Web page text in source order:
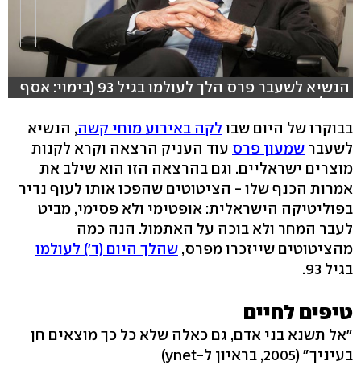
הנשיא לשעבר פרס הלך לעולמו בגיל 93 (בימוי: אסף
קמר)
בבוקרו של היום שבו לקה באירוע מוחי קשה, הנשיא
לשעבר שמעון פרס עוד העניק הרצאה וקרא לקנות
מוצרים ישראליים. וגם בהרצאה הזו הוא שילב את
אמרות הכנף שלו - הציטוטים שהפכו אותו לעוף נדיר
בפוליטיקה הישראלית: אופטימי ולא פסימי, מביט
לעבר המחר ולא בוכה על האתמול. הנה כמה
מהציטוטים שייזכרו מפרס, שהלך היום (ד') לעולמו
בגיל 93.
טיפים לחיים
"אל תשנא בני אדם, גם כאלה שלא כל כך מוצאים חן
בעיניך" (2005, בראיון ל-ynet)